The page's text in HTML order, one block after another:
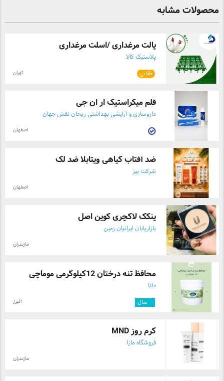
محصولات مشابه
پالت مرغداری /اسلت مرغداری
پلاستیک کالا
طلایی تهران
قلم میگراستیک ار ان جی
داروسازی و آرایشی بهداشتی ریحان نقش جهان
اصفهان
ضد آفتاب گیاهی ویتابلا ضد لک
شرکت بیز
اصفهان
پنکک لاکچری کوین اصل
بازاریابان ایرانیان زمین
مازندران
محافظ تنه درختان 12کیلوگرمی موماچی
دلتا
سال البرز
کرم روز MND
فروشگاه مازا
مازندران